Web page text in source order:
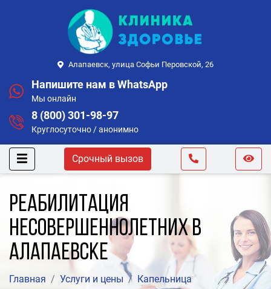
Алапаевск, улица Софьи Перовской, 26
Напишите нам в WhatsApp
Мы онлайн
8 (800) 301-98-97
Круглосуточно / анонимно
Срочный вызов
Реабилитация
несовершеннолетних в
Алапаевске
Главная Услуги и цены
Капельница